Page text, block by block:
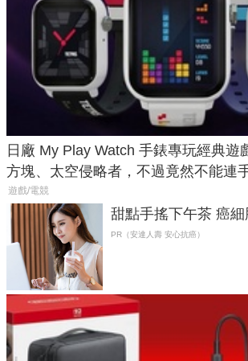
日廠 My Play Watch 手錶專玩經典遊
方塊、太空侵略者，不過竟然不能連
遊戲/電競
甜點手搖下午茶 癌細
PR（安達人壽 安心抗癌）